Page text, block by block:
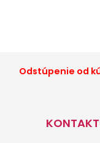
Odstúpenie od